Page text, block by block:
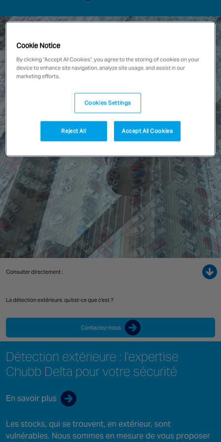
Singapore
EUROPE
Austria
Belgium
France
Germany
Ireland
Spain
Netherlands
United Kingdom
Switzerland
NORTH AMERICA
Canada
Consulter directement :
La détection extérieure, qu’est-ce que c’est ?
Contactez-nous
Détection extérieure : l’expertise
Chubb Delta pour votre sécurité
En savoir plus
Les stocks, qui se trouvent, en extérieur, sont
vulnérables. Nous sommes en mesure de vous proposer
Cookie Notice
By clicking “Accept All Cookies”, you agree to the storing of cookies on your
device to enhance site navigation, analyze site usage, and assist in our
marketing efforts.
Cookies Settings
Reject All Accept All Cookies